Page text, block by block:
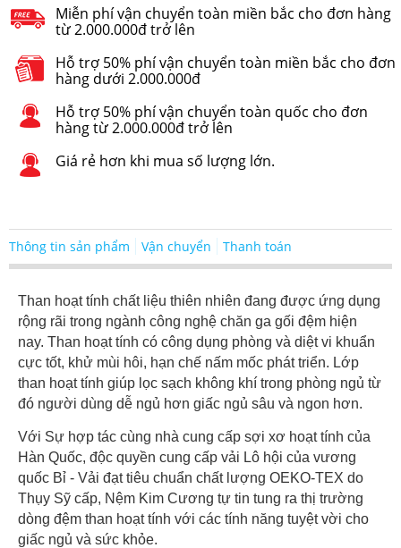
Miễn phí vận chuyển toàn miền bắc cho đơn hàng
từ 2.000.000đ trở lên
Hỗ trợ 50% phí vận chuyển toàn miền bắc cho đơn
hàng dưới 2.000.000đ
Hỗ trợ 50% phí vận chuyển toàn quốc cho đơn
hàng từ 2.000.000đ trở lên
Giá rẻ hơn khi mua số lượng lớn.
Thông tin sản phẩm Vận chuyển Thanh toán
Than hoạt tính chất liệu thiên nhiên đang được ứng dụng
rộng rãi trong ngành công nghệ chăn ga gối đệm hiện
nay. Than hoạt tính có công dụng phòng và diệt vi khuẩn
cực tốt, khử mùi hôi, hạn chế nấm mốc phát triển. Lớp
than hoạt tính giúp lọc sạch không khí trong phòng ngủ từ
đó người dùng dễ ngủ hơn giấc ngủ sâu và ngon hơn.
Với Sự hợp tác cùng nhà cung cấp sợi xơ hoạt tính của
Hàn Quốc, độc quyền cung cấp vải Lô hội của vương
quốc Bỉ - Vải đạt tiêu chuẩn chất lượng OEKO-TEX do
Thụy Sỹ cấp, Nệm Kim Cương tự tin tung ra thị trường
dòng đệm than hoạt tính với các tính năng tuyệt vời cho
giấc ngủ và sức khỏe.